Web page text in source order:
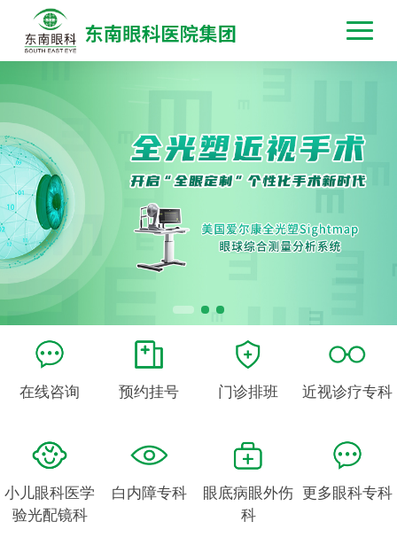
在线咨询 预约挂号 门诊排班 近视诊疗专科
小儿眼科医学
验光配镜科
白内障专科
眼底病眼外伤
科
更多眼科专科